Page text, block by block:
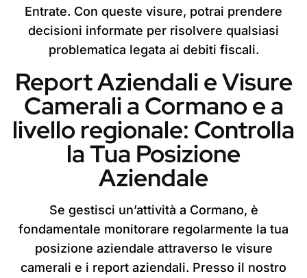
Entrate. Con queste visure, potrai prendere
decisioni informate per risolvere qualsiasi
problematica legata ai debiti fiscali.
Report Aziendali e Visure
Camerali a Cormano e a
livello regionale: Controlla
la Tua Posizione
Aziendale
Se gestisci un’attività a Cormano, è
fondamentale monitorare regolarmente la tua
posizione aziendale attraverso le visure
camerali e i report aziendali. Presso il nostro